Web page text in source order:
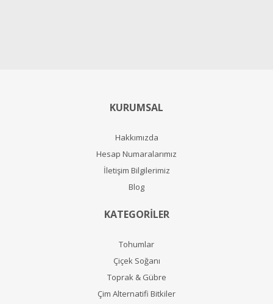
KURUMSAL
Hakkımızda
Hesap Numaralarımız
İletişim Bilgilerimiz
Blog
KATEGORİLER
Tohumlar
Çiçek Soğanı
Toprak & Gübre
Çim Alternatifi Bitkiler